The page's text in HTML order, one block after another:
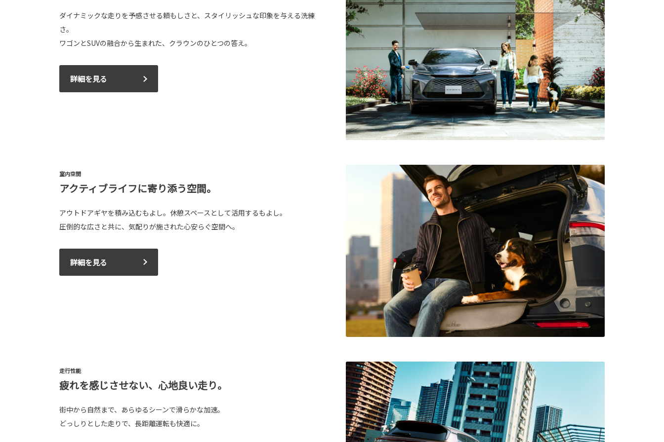
ダイナミックな走りを予感させる頼もしさと、スタイリッシュな印象を与える洗練
さ。
ワゴンとSUVの融合から生まれた、クラウンのひとつの答え。
詳細を見る
室内空間
アクティブライフに寄り添う空間。
アウトドアギヤを積み込むもよし。休憩スペースとして活用するもよし。
圧倒的な広さと共に、気配りが施された心安らぐ空間へ。
詳細を見る
走行性能
疲れを感じさせない、心地良い走り。
街中から自然まで、あらゆるシーンで滑らかな加速。
どっしりとした走りで、長距離運転も快適に。